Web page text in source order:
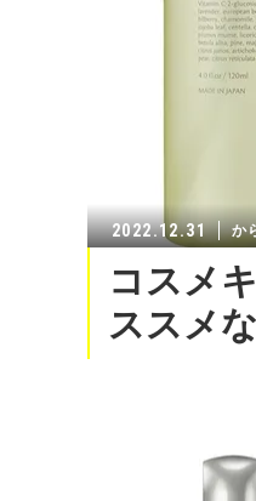
2022.12.31 か
コスメ
ススメ